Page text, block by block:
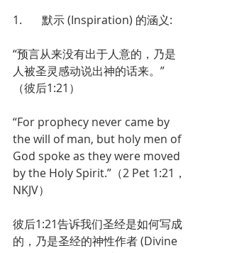
1.       默示 (Inspiration) 的涵义:
“预言从来没有出于人意的，乃是
人被圣灵感动说出神的话来。”
（彼后1:21）
“For prophecy never came by
the will of man, but holy men of
God spoke as they were moved
by the Holy Spirit.”（2 Pet 1:21，
NKJV）
彼后1:21告诉我们圣经是如何写成
的，乃是圣经的神性作者 (Divine